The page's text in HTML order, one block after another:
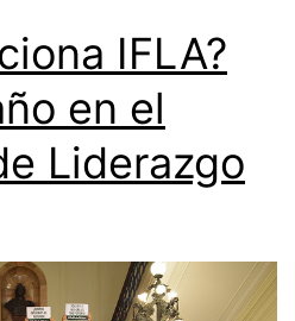
IFLA?
en el
Liderazgo